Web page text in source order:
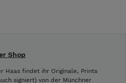
Shop
Haas findet ihr Originale, Prints
signiert) von der Münchner